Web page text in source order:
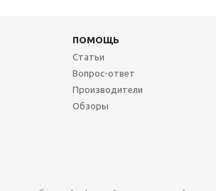
ПОМОЩЬ
Статьи
Вопрос-ответ
Производители
Обзоры